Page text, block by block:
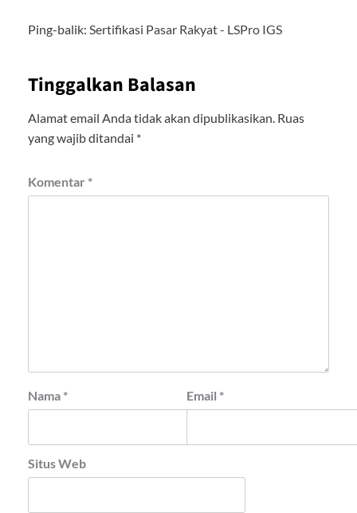
Ping-balik: Sertifikasi Pasar Rakyat - LSPro IGS
Tinggalkan Balasan
Alamat email Anda tidak akan dipublikasikan. Ruas
yang wajib ditandai *
Komentar *
Nama * Email *
Situs Web